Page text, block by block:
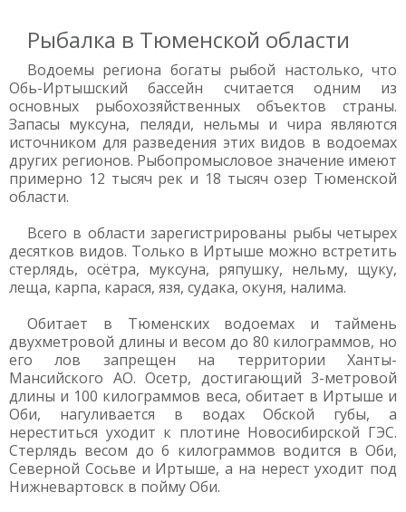
Рыбалка в Тюменской области
Водоемы региона богаты рыбой настолько, что
Обь-Иртышский бассейн считается одним из
основных рыбохозяйственных объектов страны.
Запасы муксуна, пеляди, нельмы и чира являются
источником для разведения этих видов в водоемах
других регионов. Рыбопромысловое значение имеют
примерно 12 тысяч рек и 18 тысяч озер Тюменской
области.
Всего в области зарегистрированы рыбы четырех
десятков видов. Только в Иртыше можно встретить
стерлядь, осётра, муксуна, ряпушку, нельму, щуку,
леща, карпа, карася, язя, судака, окуня, налима.
Обитает в Тюменских водоемах и таймень
двухметровой длины и весом до 80 килограммов, но
его лов запрещен на территории Ханты-
Мансийского АО. Осетр, достигающий 3-метровой
длины и 100 килограммов веса, обитает в Иртыше и
Оби, нагуливается в водах Обской губы, а
нереститься уходит к плотине Новосибирской ГЭС.
Стерлядь весом до 6 килограммов водится в Оби,
Северной Сосьве и Иртыше, а на нерест уходит под
Нижневартовск в пойму Оби.